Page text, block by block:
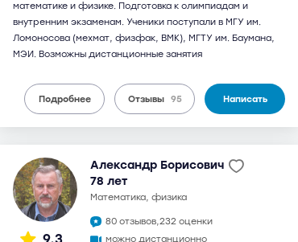
математике и физике. Подготовка к олимпиадам и
внутренним экзаменам. Ученики поступали в МГУ им.
Ломоносова (мехмат, физфак, ВМК), МГТУ им. Баумана,
МЭИ. Возможны дистанционные занятия
Подробнее Отзывы 95 Написать
Александр Борисович
78 лет
математика, физика
80 отзывов,232 оценки
можно дистанционно